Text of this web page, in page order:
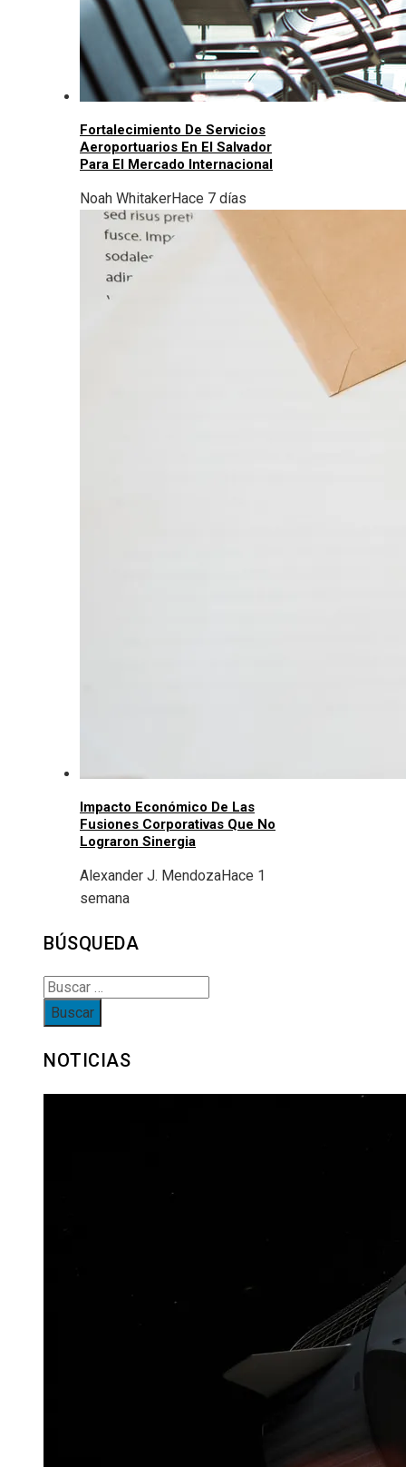
Fortalecimiento De Servicios
Aeroportuarios En El Salvador
Para El Mercado Internacional
Noah WhitakerHace 7 días
Impacto Económico De Las
Fusiones Corporativas Que No
Lograron Sinergia
Alexander J. MendozaHace 1
semana
BÚSQUEDA
Buscar:
NOTICIAS